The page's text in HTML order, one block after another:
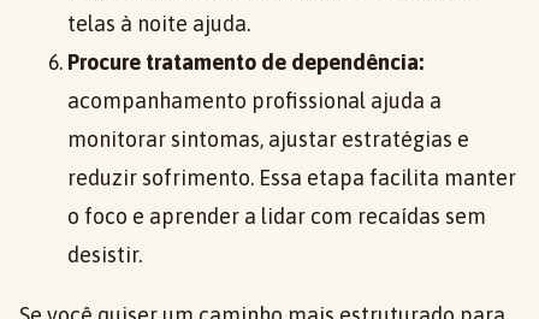
telas à noite ajuda.
Procure tratamento de dependência:
acompanhamento profissional ajuda a
monitorar sintomas, ajustar estratégias e
reduzir sofrimento. Essa etapa facilita manter
o foco e aprender a lidar com recaídas sem
desistir.